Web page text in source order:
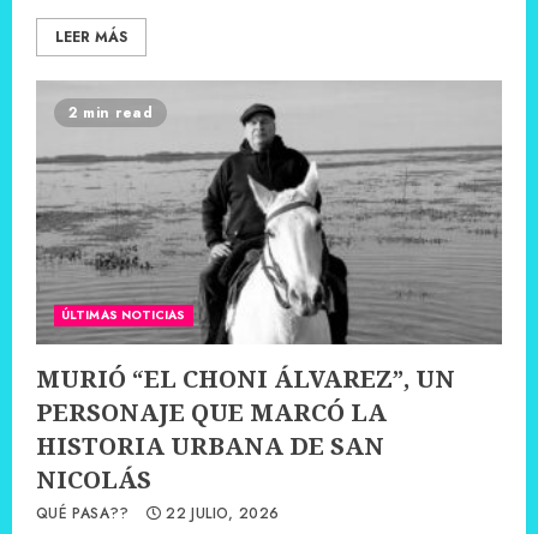
LEER MÁS
2 min read
ÚLTIMAS NOTICIAS
MURIÓ “EL CHONI ÁLVAREZ”, UN
PERSONAJE QUE MARCÓ LA
HISTORIA URBANA DE SAN
NICOLÁS
QUÉ PASA?? 22 JULIO, 2026